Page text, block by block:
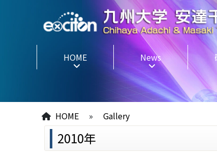
HOME News
HOME » Gallery
2010年